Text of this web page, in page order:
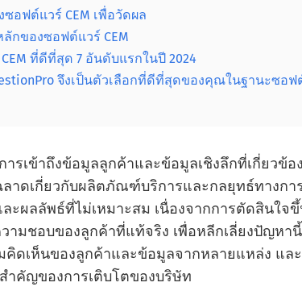
อฟต์แวร์ CEM เพื่อวัดผล
กของซอฟต์แวร์ CEM
ที่ดีที่สุด 7 อันดับแรกในปี 2024
จึงเป็นตัวเลือกที่ดีที่สุดของคุณในฐานะซอ
ารเข้าถึงข้อมูลลูกค้าและข้อมูลเชิงลึกที่เกี่ยว
าดเกี่ยวกับผลิตภัณฑ์บริการและกลยุทธ์ทางกา
ะผลลัพธ์ที่ไม่เหมาะสม เนื่องจากการตัดสินใจ
ามชอบของลูกค้าที่แท้จริง เพื่อหลีกเลี่ยงปัญหา
คิดเห็นของลูกค้าและข้อมูลจากหลายแหล่ง แล
าคัญของการเติบโตของบริษัท